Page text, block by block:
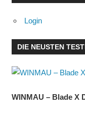
Login
DIE NEUSTEN
WINMAU – Blade X